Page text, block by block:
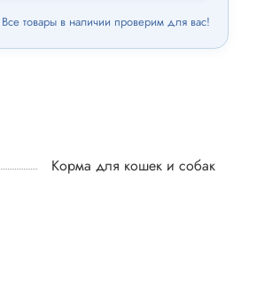
товары в наличии проверим для вас!
Корма для кошек и собак